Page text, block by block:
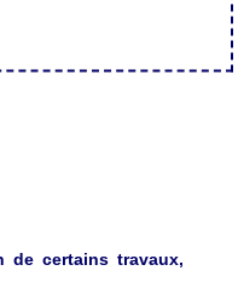
de certains travaux,